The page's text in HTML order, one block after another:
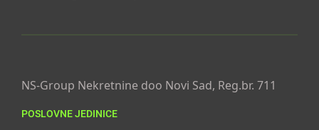
NS-Group Nekretnine doo Novi Sad, Reg.br. 711
POSLOVNE JEDINICE